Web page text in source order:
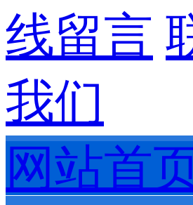
线留言
我们
网站首